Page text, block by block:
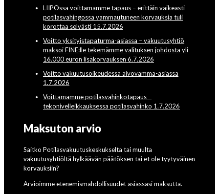
LIIPOssa voittamamme tapaus – erittäin vaikeasti
potilasvahingossa vammautuneen korvauksia tuli
korottaa selvästi 15.7.2026
Voitto yksityistapaturma-asiassa – vakuutusyhtiö
maksoi FINE:lle tekemämme valituksen johdosta yli
16.000 euron lisäkorvauksen 6.7.2026
Voitto vakuutusoikeudessa aivovamma-asiassa
1.7.2026
Voittamamme potilasvahinkotapaus –
tekonivelleikkauksessa potilasvahinko 1.7.2026
Maksuton arvio
Saitko Potilasvakuutuskeskukselta tai muulta
vakuutusyhtiöltä hylkäävän päätöksen tai et ole tyytyväinen
korvauksiin?
Arvioimme etenemismahdollisuudet asiassasi maksutta.